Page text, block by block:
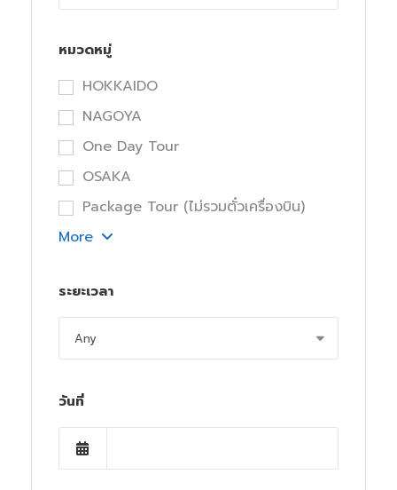
หมวดหมู่
HOKKAIDO
NAGOYA
One Day Tour
OSAKA
Package Tour (ไม่รวมตั๋วเครื่องบิน)
More
ระยะเวลา
วันที่